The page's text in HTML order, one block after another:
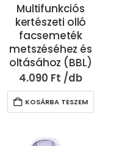
Multifunkciós
kertészeti olló
facsemeték
metszéséhez és
oltásához (BBL)
4.090 Ft
KOSÁRBA TESZEM